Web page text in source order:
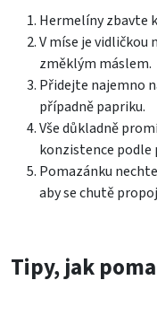
Hermelíny zbavte
V míse je vidličkou
změklým máslem.
Přidejte najemno
případně papriku.
Vše důkladně
konzistence podle
Pomazánku
aby se chutě
Tipy, jak